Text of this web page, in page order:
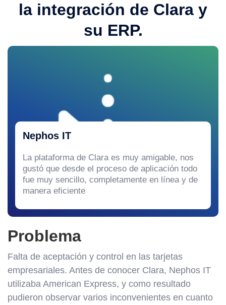
la integración de Clara y
su ERP.
Nephos IT
La plataforma de Clara es muy amigable, nos
gustó que desde el proceso de aplicación todo
fue muy sencillo, completamente en línea y de
manera eficiente
Problema
Falta de aceptación y control en las tarjetas
empresariales. Antes de conocer Clara, Nephos IT
utilizaba American Express, y como resultado
pudieron observar varios inconvenientes en cuanto